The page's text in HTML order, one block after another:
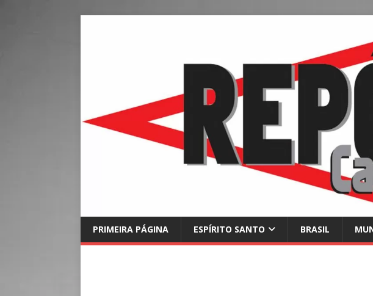
PRIMEIRA PÁGINA ESPÍRITO SANTO BRASIL